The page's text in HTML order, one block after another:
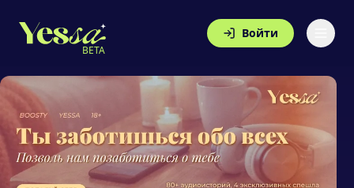
BETA
Войти